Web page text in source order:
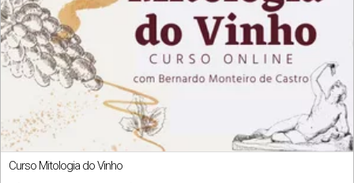
Curso Mitologia do Vinho